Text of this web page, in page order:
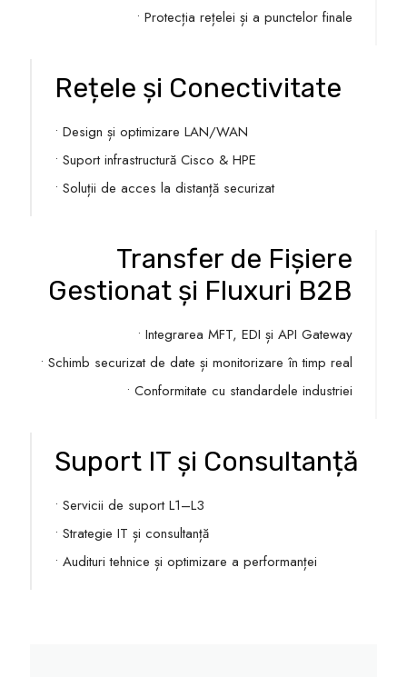
• Protecția rețelei și a punctelor finale
Rețele și Conectivitate
• Design și optimizare LAN/WAN
• Suport infrastructură Cisco & HPE
• Soluții de acces la distanță securizat
Transfer de Fișiere
Gestionat și Fluxuri B2B
• Integrarea MFT, EDI și API Gateway
• Schimb securizat de date și monitorizare în timp real
• Conformitate cu standardele industriei
Suport IT și Consultanță
• Servicii de suport L1–L3
• Strategie IT și consultanță
• Audituri tehnice și optimizare a performanței